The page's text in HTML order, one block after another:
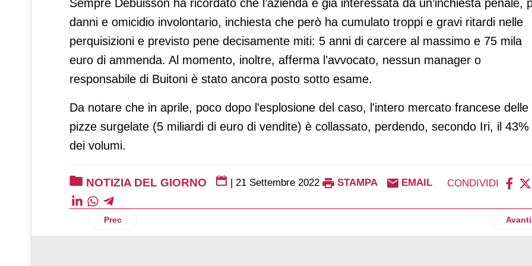
Sempre Debuisson ha ricordato che l’azienda è già interessata da un’inchiesta penale,
danni e omicidio involontario, inchiesta che però ha cumulato troppi e gravi ritardi nelle
perquisizioni e previsto pene decisamente miti: 5 anni di carcere al massimo e 75 mila
euro di ammenda. Al momento, inoltre, afferma l’avvocato, nessun manager o
responsabile di Buitoni è stato ancora posto sotto esame.
Da notare che in aprile, poco dopo l'esplosione del caso, l'intero mercato francese delle
pizze surgelate (5 miliardi di euro di vendite) è collassato, perdendo, secondo Iri, il 43%
dei volumi.
NOTIZIA DEL GIORNO | 21 Settembre 2022 STAMPA EMAIL CONDIVIDI
Articolo precedente: Investindustrial al 52 per cento in Eataly
Prec Avanti